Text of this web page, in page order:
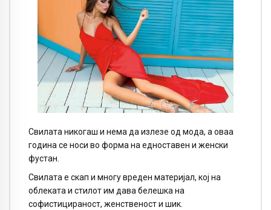
Свилата никогаш и нема да излезе од мода, а оваа
година се носи во форма на едноставен и женски
фустан.
Свилата е скап и многу вреден материјал, кој на
облеката и стилот им дава белешка на
софистицираност, женственост и шик.